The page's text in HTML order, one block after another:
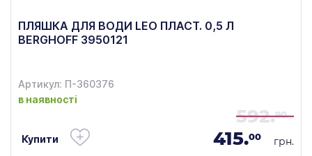
ПЛЯШКА ДЛЯ ВОДИ LEO ПЛАСТ. 0,5 Л
BERGHOFF 3950121
Артикул: П-360376
в наявності
592.90
Купити 415.00 грн.